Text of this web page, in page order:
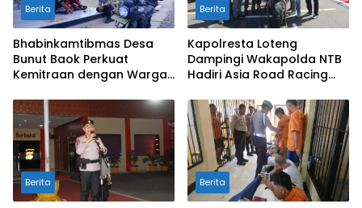
Berita
Bhabinkamtibmas Desa
Bunut Baok Perkuat
Kemitraan dengan Warga
Berita
Kapolresta Loteng
Dampingi Wakapolda NTB
Hadiri Asia Road Racing
Sirkuit Mandalika
Berita Berita